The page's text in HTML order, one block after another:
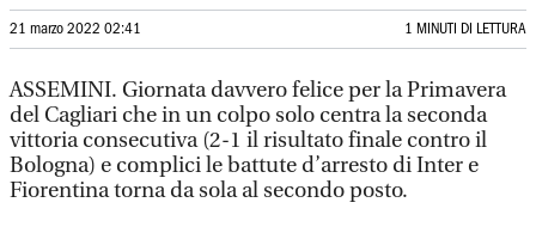
21 marzo 2022 02:41 1 MINUTI DI LETTURA
ASSEMINI. Giornata davvero felice per la Primavera
del Cagliari che in un colpo solo centra la seconda
vittoria consecutiva (2-1 il risultato finale contro il
Bologna) e complici le battute d’arresto di Inter e
Fiorentina torna da sola al secondo posto.